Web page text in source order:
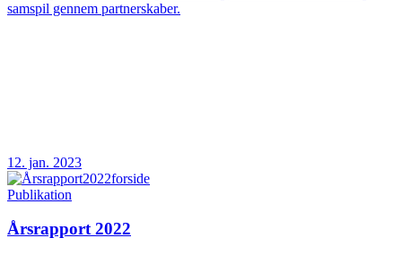
samspil gennem partnerskaber.
12. jan. 2023
Publikation
Årsrapport 2022